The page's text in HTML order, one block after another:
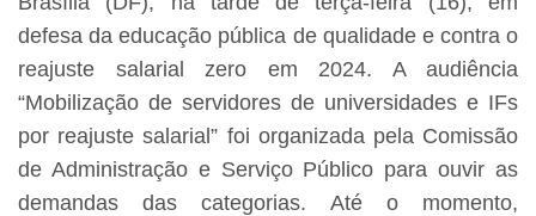
defesa da educação pública de qualidade e contra o
reajuste salarial zero em 2024. A audiência
“Mobilização de servidores de universidades e IFs
por reajuste salarial” foi organizada pela Comissão
de Administração e Serviço Público para ouvir as
demandas das categorias. Até o momento,